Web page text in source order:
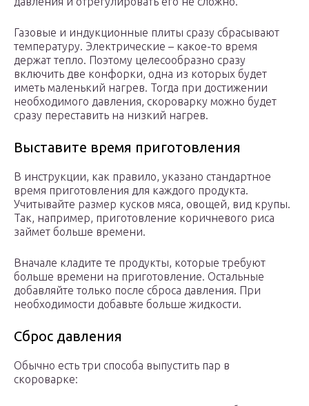
Газовые и индукционные плиты сразу сбрасывают
температуру. Электрические – какое-то время
держат тепло. Поэтому целесообразно сразу
включить две конфорки, одна из которых будет
иметь маленький нагрев. Тогда при достижении
необходимого давления, скороварку можно будет
сразу переставить на низкий нагрев.
Выставите время приготовления
В инструкции, как правило, указано стандартное
время приготовления для каждого продукта.
Учитывайте размер кусков мяса, овощей, вид крупы.
Так, например, приготовление коричневого риса
займет больше времени.
Вначале кладите те продукты, которые требуют
больше времени на приготовление. Остальные
добавляйте только после сброса давления. При
необходимости добавьте больше жидкости.
Сброс давления
Обычно есть три способа выпустить пар в
скороварке: